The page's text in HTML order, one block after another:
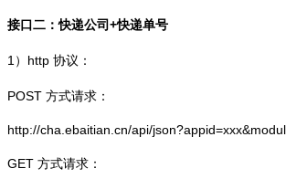
接口二：快递公司+快递单号
1） http 协议：
POST 方式请求：
http://cha.ebaitian.cn/api/
GET 方式请求：